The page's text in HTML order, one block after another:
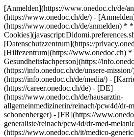
[Anmelden](https://www.onedoc.ch/de/
(https://www.onedoc.ch/de/) -
(https://www.onedoc.ch/de/anmelden) *
[Datenschutzzentrum](https://
[Hilfezentrum](https://www.onedoc.ch)
Gesundheitsfachperson](https://
(https://info.onedoc.ch/de/unsere-
(https://info.onedoc.ch/de/media/) -
(https://career.onedoc.ch/de) - [DE]
(https://www.onedoc.ch/de/hausarztin-
allgemeinmedizinerin/reinach/pcw4d/dr-
schonenberger) - [FR](https://
generaliste/reinach/pcw4d/dr-med-
(https://www.onedoc.ch/it/medico-